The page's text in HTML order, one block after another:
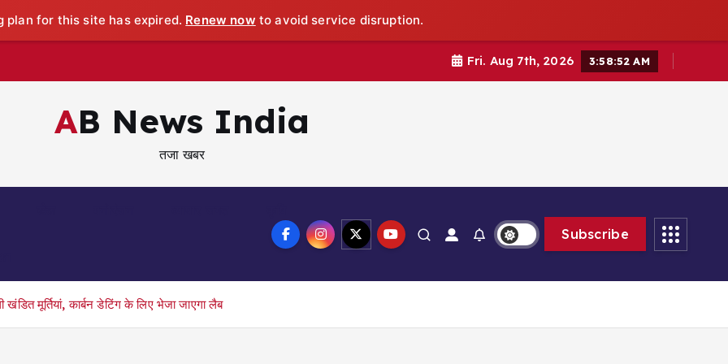
plan for this site has expired. Renew now to avoid service disruption.
Fri. Aug 7th, 2026 3:58:53 AM
AB News India
तजा खबर
Subscribe
मूर्तियां, कार्बन डेटिंग के लिए भेजा जाएगा लैब